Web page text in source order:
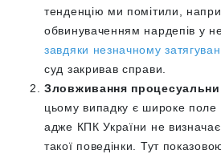
тенденцію ми помітили,
обвинуваченням нардепів у
завдяки незначному
суд закривав справи.
Зловживання
цьому випадку є широке поле
адже КПК України не
такої поведінки. Тут